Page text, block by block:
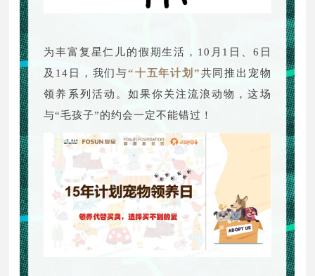
为丰富复星仁儿的假期生活，10月1日、6日
及14日，我们与“十五年计划”共同推出宠物
领养系列活动。如果你关注流浪动物，这场
与“毛孩子”的约会一定不能错过！